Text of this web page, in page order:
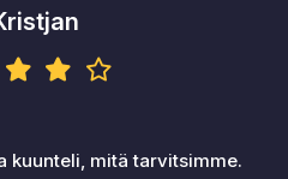
kuunteli, mitä tarvitsimme.